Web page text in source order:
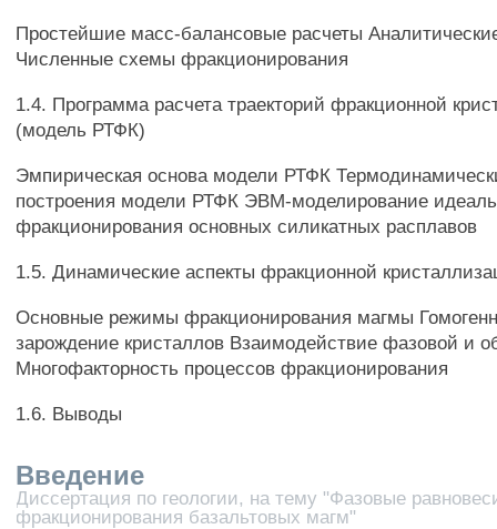
Простейшие масс-балансовые расчеты
Численные схемы фракционирования
1.4. Программа расчета траекторий фракционной
(модель РТФК)
Эмпирическая основа модели РТФК
построения модели РТФК ЭВМ-моделирование
фракционирования основных силикатных расплавов
1.5. Динамические аспекты фракционной
Основные режимы фракционирования магмы
зарождение кристаллов Взаимодействие фазовой и
Многофакторность процессов фракционирования
1.6. Выводы
Введение
Диссертация по геологии, на тему "Фазовые
фракционирования базальтовых магм"